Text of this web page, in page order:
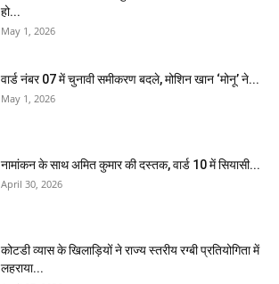
हो...
May 1, 2026
वार्ड नंबर 07 में चुनावी समीकरण बदले, मोशिन खान ‘मोनू’ ने...
May 1, 2026
नामांकन के साथ अमित कुमार की दस्तक, वार्ड 10 में सियासी...
April 30, 2026
कोटडी व्यास के खिलाड़ियों ने राज्य स्तरीय रग्बी प्रतियोगिता में
लहराया...